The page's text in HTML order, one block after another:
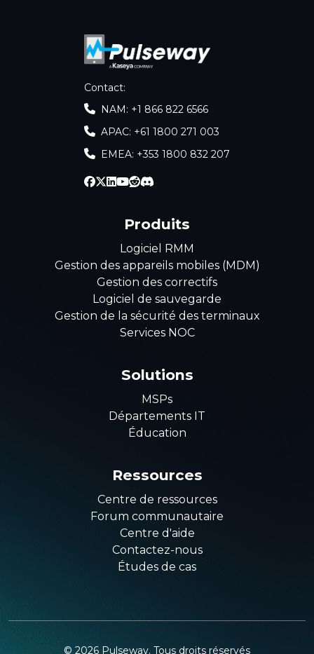
Contact:
NAM: +1 866 822 6566
APAC: +61 1800 271 003
EMEA: +353 1800 832 207
Produits
Logiciel RMM
Gestion des appareils mobiles (MDM)
Gestion des correctifs
Logiciel de sauvegarde
Gestion de la sécurité des terminaux
Services NOC
Solutions
MSPs
Départements IT
Éducation
Ressources
Centre de ressources
Forum communautaire
Centre d'aide
Contactez-nous
Études de cas
© 2026 Pulseway. Tous droits réservés